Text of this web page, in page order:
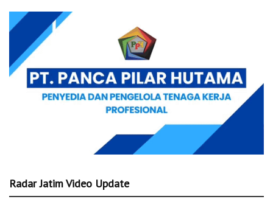
Radar Jatim Video Update